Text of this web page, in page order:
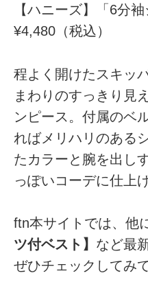
【ハニーズ】「6分
¥4,480（税込）
程よく開けたスキッ
まわりのすっきり見
ンピース。付属のベ
ればメリハリのある
たカラーと腕を出し
っぽいコーデに仕上
ftn本サイトでは、他
ツ付ベスト】 など最
ぜひチェックしてみ